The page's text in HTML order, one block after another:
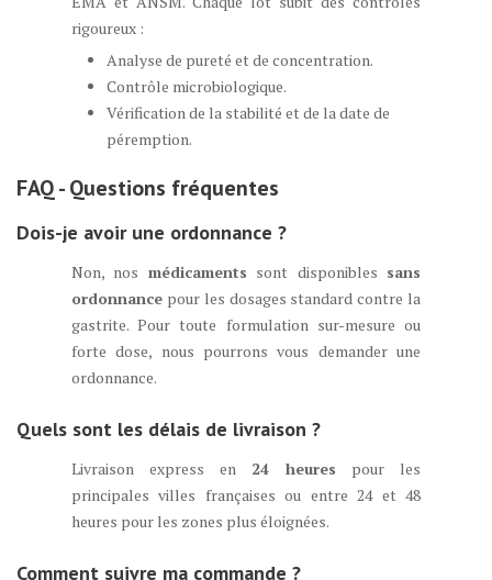
rigoureux :
Analyse de pureté et de concentration.
Contrôle microbiologique.
Vérification de la stabilité et de la date de
péremption.
FAQ - Questions fréquentes
Dois-je avoir une ordonnance ?
Non, nos médicaments sont disponibles sans
ordonnance pour les dosages standard contre la
gastrite. Pour toute formulation sur-mesure ou
forte dose, nous pourrons vous demander une
ordonnance.
Quels sont les délais de livraison ?
Livraison express en 24 heures pour les
principales villes françaises ou entre 24 et 48
heures pour les zones plus éloignées.
Comment suivre ma commande ?